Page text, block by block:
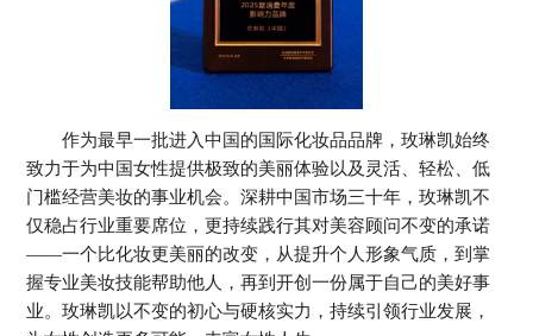
作为最早一批进入中国的国际化妆品品牌，玫琳凯始终
致力于为中国女性提供极致的美丽体验以及灵活、轻松、低
门槛经营美妆的事业机会。深耕中国市场三十年，玫琳凯不
仅稳占行业重要席位，更持续践行其对美容顾问不变的承诺
——一个比化妆更美丽的改变，从提升个人形象气质，到掌
握专业美妆技能帮助他人，再到开创一份属于自己的美好事
业。玫琳凯以不变的初心与硬核实力，持续引领行业发展，
Kazakhstan 哈萨克斯坦
Moldova 摩尔多瓦
Norway 挪威
Portugal 葡萄牙
Spain 西班牙
Sweden 瑞典
Switzerland 瑞士
Ukraine 乌克兰
United Kingdom 英国